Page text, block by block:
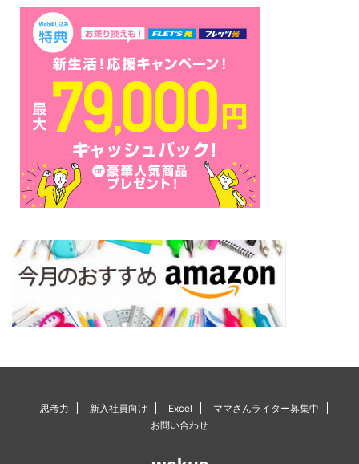
思考力 新入社員向け Excel
ママさんライター募集中
お問い合わせ